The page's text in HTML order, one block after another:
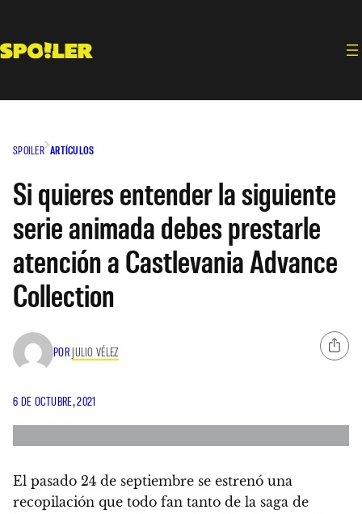
contenido
SPOILER ARTÍCULOS
Si quieres entender la siguiente
serie animada debes prestarle
atención a Castlevania Advance
Collection
POR JULIO VÉLEZ
6 DE OCTUBRE, 2021
El pasado 24 de septiembre se estrenó una
recopilación que todo fan tanto de la saga de